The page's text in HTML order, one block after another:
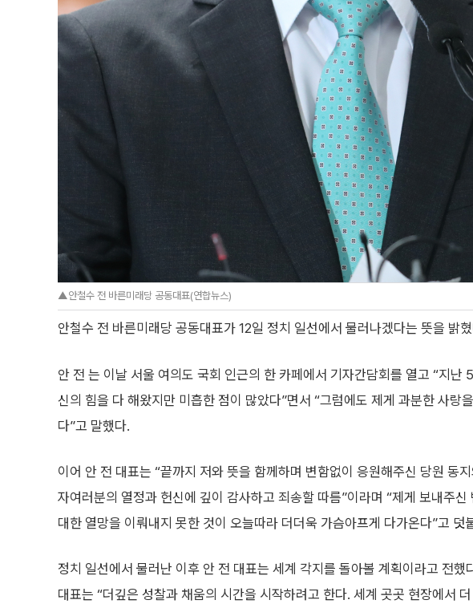
▲안철수 전 바른미래당 공동대표(연합뉴스)
안철수 전 바른미래당 공동대표가 12일 정치 일선에서 물러나겠다는 뜻을 밝
안 전 는 이날 서울 여의도 국회 인근의 한 카페에서 기자간담회를 열고 “지난
신의 힘을 다 해왔지만 미흡한 점이 많았다”면서 “그럼에도 제게 과분한 사랑
다”고 말했다.
이어 안 전 대표는 “끝까지 저와 뜻을 함께하며 변함없이 응원해주신 당원 동지
자여러분의 열정과 헌신에 깊이 감사하고 죄송할 따름”이라며 “제게 보내주신
대한 열망을 이뤄내지 못한 것이 오늘따라 더더욱 가슴아프게 다가온다”고 덧
정치 일선에서 물러난 이후 안 전 대표는 세계 각지를 돌아볼 계획이라고 전했
대표는 “더깊은 성찰과 채움의 시간을 시작하려고 한다. 세계 곳곳 현장에서